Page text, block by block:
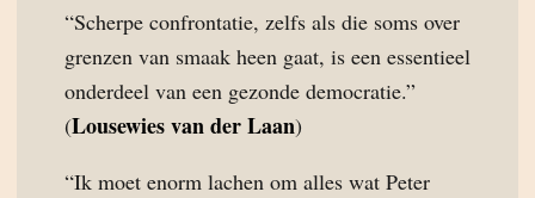
“Scherpe confrontatie, zelfs als die soms over
grenzen van smaak heen gaat, is een essentieel
onderdeel van een gezonde democratie.”
(Lousewies van der Laan)
“Ik moet enorm lachen om alles wat Peter